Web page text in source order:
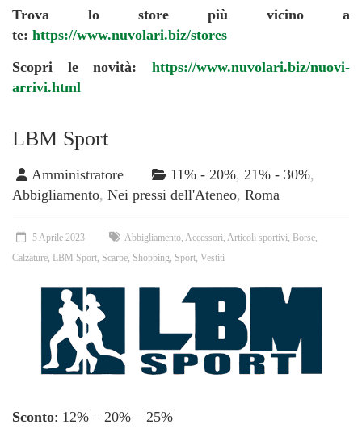
Trova lo store più vicino a
te: https://www.nuvolari.biz/stores
Scopri le novità: https://www.nuvolari.biz/nuovi-
arrivi.html
LBM Sport
Amministratore 11% - 20%, 21% - 30%,
Abbigliamento, Nei pressi dell'Ateneo, Roma
5 Aprile 2023 Abbigliamento Accessori Articoli sportivi Borse
Calzature LBM Sport Scarpe Shopping Sport Vestiti
Sconto: 12% – 20% – 25%